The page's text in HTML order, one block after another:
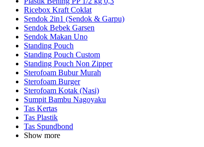
Ricebox Kraft Coklat
Sendok 2in1 (Sendok & Garpu)
Sendok Bebek Garsen
Sendok Makan Uno
Standing Pouch
Standing Pouch Custom
Standing Pouch Non Zipper
Sterofoam Bubur Murah
Sterofoam Burger
Sterofoam Kotak (Nasi)
Sumpit Bambu Nagoyaku
Tas Kertas
Tas Plastik
Tas Spundbond
Show more